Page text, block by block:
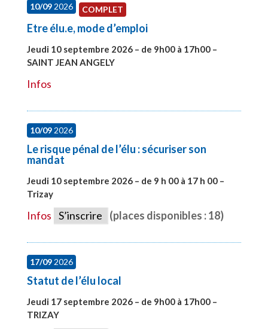
10/092026 COMPLET
Etre élu.e, mode d’emploi
Jeudi 10 septembre 2026 – de 9h00 à 17h00 –
SAINT JEAN ANGELY
Infos
10/092026
Le risque pénal de l’élu : sécuriser son
mandat
Jeudi 10 septembre 2026 – de 9 h 00 à 17 h 00 –
Trizay
Infos S’inscrire (places disponibles : 18)
17/092026
Statut de l’élu local
Jeudi 17 septembre 2026 – de 9h00 à 17h00 –
TRIZAY